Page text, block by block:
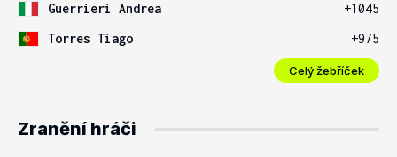
Guerrieri Andrea
+1045
Torres Tiago
+975
Celý žebříček
Zranění hráči